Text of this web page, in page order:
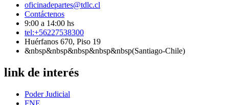
oficinadepartes@tdlc.cl
Contáctenos
9:00 a 14:00 hs
tel:+56227538300
Huérfanos 670, Piso 19
&nbsp&nbsp&nbsp&nbsp&nbsp(Santiago-Chile)
link de interés
Poder Judicial
FNE